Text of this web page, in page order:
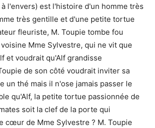
l'envers) est l'histoire d'un homme très
très gentille et d'une petite tortue
fleuriste, M. Toupie tombe fou
Mme Sylvestre, qui ne vit que
et voudrait qu'Alf grandisse
de son côté voudrait inviter sa
un thé mais il n'ose jamais passer le
qu'Alf, la petite tortue passionnée de
soit la clef de la porte qui
cœur de Mme Sylvestre ? M. Toupie